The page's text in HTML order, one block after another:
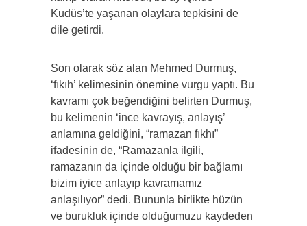
Kudüs’te yaşanan olaylara tepkisini de
dile getirdi.
Son olarak söz alan Mehmed Durmuş,
‘fıkıh’ kelimesinin önemine vurgu yaptı. Bu
kavramı çok beğendiğini belirten Durmuş,
bu kelimenin ‘ince kavrayış, anlayış’
anlamına geldiğini, “ramazan fıkhı”
ifadesinin de, “Ramazanla ilgili,
ramazanın da içinde olduğu bir bağlamı
bizim iyice anlayıp kavramamız
anlaşılıyor” dedi. Bununla birlikte hüzün
ve burukluk içinde olduğumuzu kaydeden